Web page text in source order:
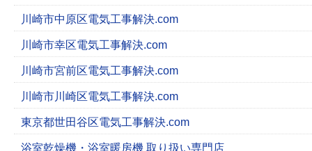
川崎市中原区電気工事解決.com
川崎市幸区電気工事解決.com
川崎市宮前区電気工事解決.com
川崎市川崎区電気工事解決.com
東京都世田谷区電気工事解決.com
浴室乾燥機・浴室暖房機 取り扱い専門店